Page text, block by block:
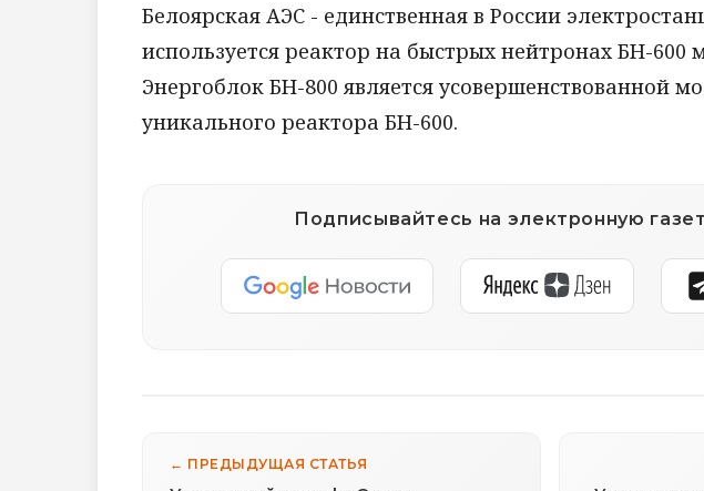
Белоярская АЭС - единственная в России
используется реактор на быстрых нейтронах БН-600
Энергоблок БН-800 является усовершенствованной
уникального реактора БН-600.
Подписывайтесь на электронную
← ПРЕДЫДУЩАЯ СТАТЬЯ